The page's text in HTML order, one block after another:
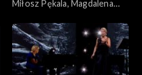
Miłosz Pękala, Magdalena